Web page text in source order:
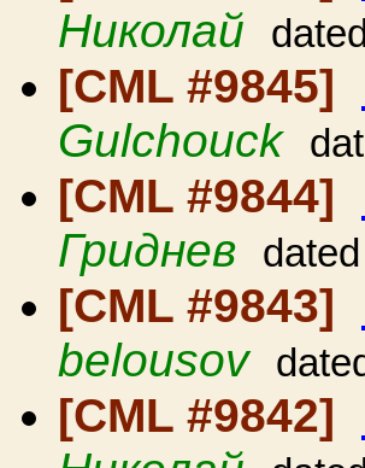
Николай
[CML #9845]
Gulchouck
[CML #9844]
Гриднев
[CML #9843]
belousov
[CML #9842]